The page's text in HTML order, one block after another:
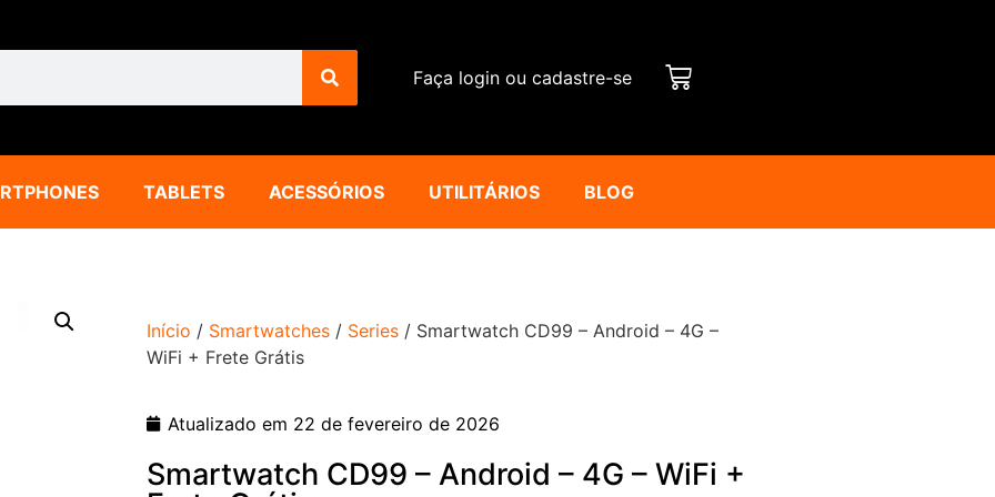
Faça login ou cadastre-se
TABLETS ACESSÓRIOS UTILITÁRIOS BLOG
Início / Smartwatches / Series / Smartwatch CD99 – Android – 4G –
WiFi + Frete Grátis
Atualizado em 22 de fevereiro de 2026
Smartwatch CD99 – Android – 4G – WiFi +